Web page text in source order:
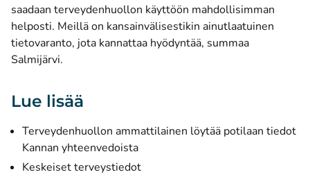
saadaan terveydenhuollon käyttöön mahdollisimman
helposti. Meillä on kansainvälisestikin ainutlaatuinen
tietovaranto, jota kannattaa hyödyntää, summaa
Salmijärvi.
Lue lisää
Terveydenhuollon ammattilainen löytää potilaan tiedot
Kannan yhteenvedoista
Keskeiset terveystiedot